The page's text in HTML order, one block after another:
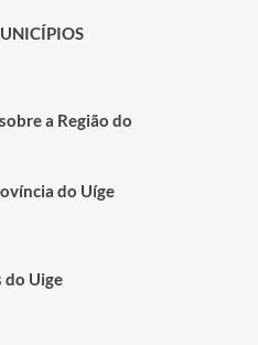
a Região do
do Uíge
do Uige